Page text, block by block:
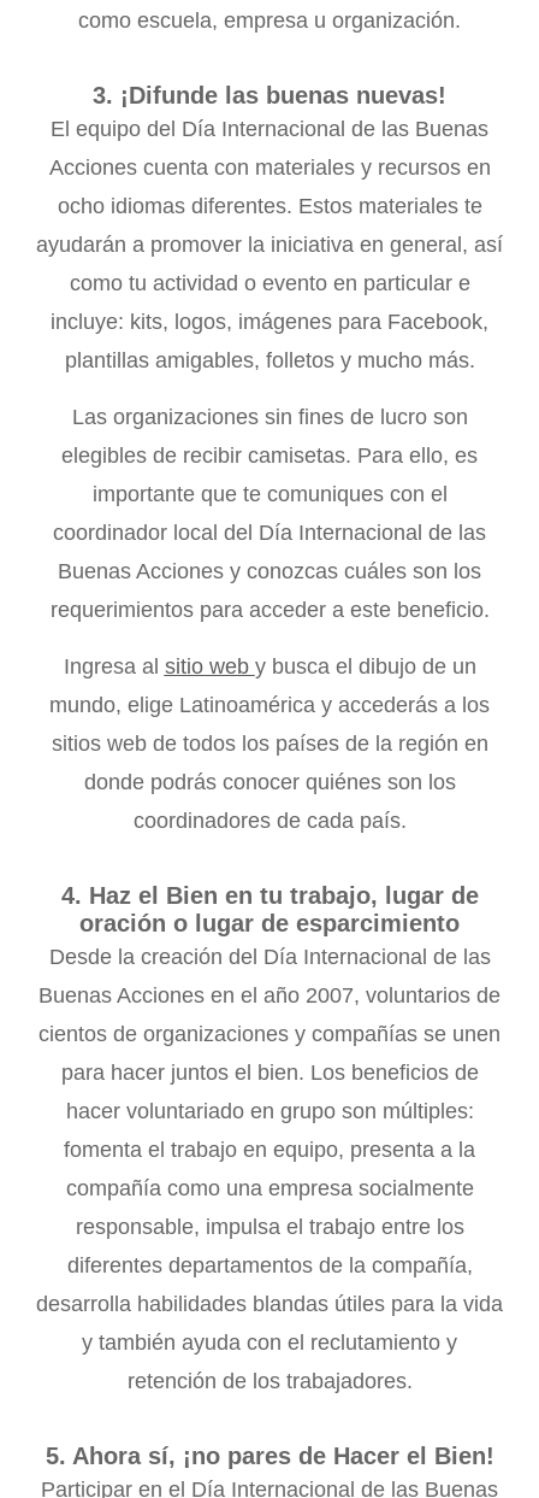
como escuela, empresa u organización.
3. ¡Difunde las buenas nuevas!
El equipo del Día Internacional de las Buenas
Acciones cuenta con materiales y recursos en
ocho idiomas diferentes. Estos materiales te
ayudarán a promover la iniciativa en general, así
como tu actividad o evento en particular e
incluye: kits, logos, imágenes para Facebook,
plantillas amigables, folletos y mucho más.
Las organizaciones sin fines de lucro son
elegibles de recibir camisetas. Para ello, es
importante que te comuniques con el
coordinador local del Día Internacional de las
Buenas Acciones y conozcas cuáles son los
requerimientos para acceder a este beneficio.
Ingresa al sitio web y busca el dibujo de un
mundo, elige Latinoamérica y accederás a los
sitios web de todos los países de la región en
donde podrás conocer quiénes son los
coordinadores de cada país.
4. Haz el Bien en tu trabajo, lugar de
oración o lugar de esparcimiento
Desde la creación del Día Internacional de las
Buenas Acciones en el año 2007, voluntarios de
cientos de organizaciones y compañías se unen
para hacer juntos el bien. Los beneficios de
hacer voluntariado en grupo son múltiples:
fomenta el trabajo en equipo, presenta a la
compañía como una empresa socialmente
responsable, impulsa el trabajo entre los
diferentes departamentos de la compañía,
desarrolla habilidades blandas útiles para la vida
y también ayuda con el reclutamiento y
retención de los trabajadores.
5. Ahora sí, ¡no pares de Hacer el Bien!
Participar en el Día Internacional de las Buenas